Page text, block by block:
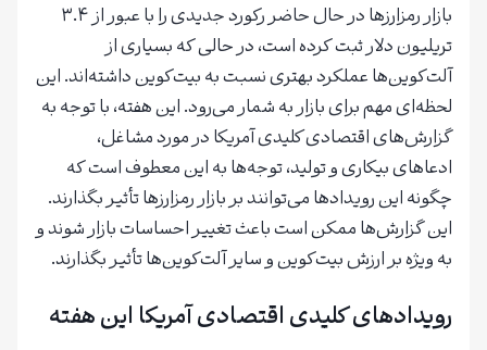
بازار رمزارزها در حال حاضر رکورد جدیدی را با عبور از ۳.۴
تریلیون دلار ثبت کرده است، در حالی که بسیاری از
آلت‌کوین‌ها عملکرد بهتری نسبت به بیت‌کوین داشته‌اند. این
لحظه‌ای مهم برای بازار به شمار می‌رود. این هفته، با توجه به
گزارش‌های اقتصادی کلیدی آمریکا در مورد مشاغل،
ادعاهای بیکاری و تولید، توجه‌ها به این معطوف است که
چگونه این رویدادها می‌توانند بر بازار رمزارزها تأثیر بگذارند.
این گزارش‌ها ممکن است باعث تغییر احساسات بازار شوند و
به ویژه بر ارزش بیت‌کوین و سایر آلت‌کوین‌ها تأثیر بگذارند.
رویدادهای کلیدی اقتصادی آمریکا این هفته